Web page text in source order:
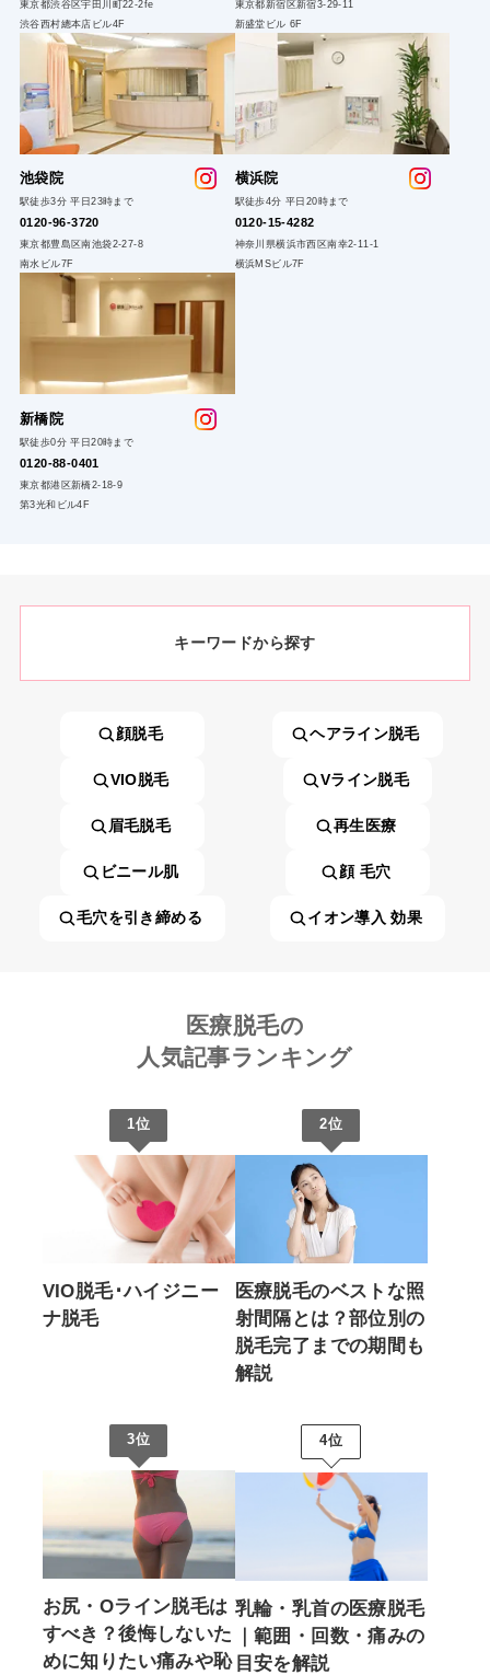
東京都渋谷区宇田川町22-2fe
渋谷西村總本店ビル4F
東京都新宿区新宿3-29-11
新盛堂ビル 6F
池袋院
駅徒歩3分 平日23時まで
0120-96-3720
東京都豊島区南池袋2-27-8
南水ビル7F
横浜院
駅徒歩4分 平日20時まで
0120-15-4282
神奈川県横浜市西区南幸2-11-1
横浜MSビル7F
新橋院
駅徒歩0分 平日20時まで
0120-88-0401
東京都港区新橋2-18-9
第3光和ビル4F
キーワードから探す
顔脱毛 ヘアライン脱毛
VIO脱毛 Vライン脱毛
眉毛脱毛 再生医療
ビニール肌 顔 毛穴
毛穴を引き締める イオン導入 効果
医療脱毛の
人気記事ランキング
1位
VIO脱毛･ハイジニー
ナ脱毛
2位
医療脱毛のベストな照
射間隔とは？部位別の
脱毛完了までの期間も
解説
3位
お尻・Oライン脱毛は
すべき？後悔しないた
めに知りたい痛みや恥
4位
乳輪・乳首の医療脱毛
｜範囲・回数・痛みの
目安を解説